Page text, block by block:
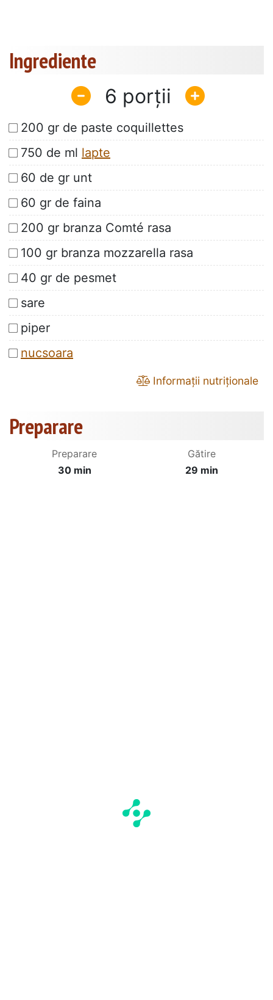
Ingrediente
6
200 gr de paste coquillettes
750 de ml lapte
60 de gr unt
60 gr de faina
200 gr branza Comté rasa
100 gr branza mozzarella rasa
40 gr de pesmet
sare
piper
nucsoara
Informații nutriționale
Preparare
Preparare
30 min
Gătire
29 min